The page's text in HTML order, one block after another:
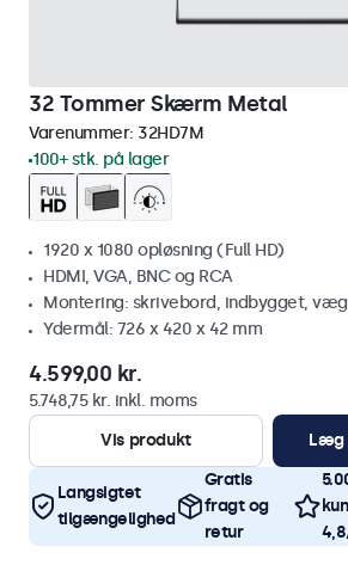
32 Tommer Skærm Metal
Varenummer: 32HD7M
100+ stk. på lager
1920 x 1080 opløsning (Full HD)
HDMI, VGA, BNC og RCA
Montering: skrivebord, indbygget, væg
Ydermål: 726 x 420 x 42 mm
4.599,00 kr.
5.748,75 kr. inkl. moms
Vis produkt
Læg
Langsigtet
tilgængelighed
Gratis
fragt og
retur